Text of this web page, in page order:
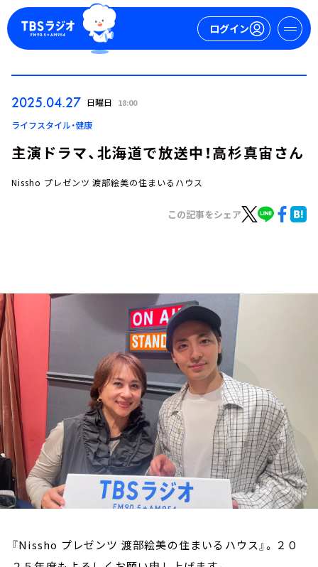
ログイン
ログイン
トピックス
TBS Podcast
お知らせ
イベント・グッズ
YouTube
会社情報
2025.04.27 日曜日 18:00
ライフスタイル・健康
主演ドラマ、北海道で放送中！高杉真宙さん
Nissho プレゼンツ 渡部絵美の住まいるハウス
この記事をシェア
『Nissho プレゼンツ 渡部絵美の住まいるハウス』。２０